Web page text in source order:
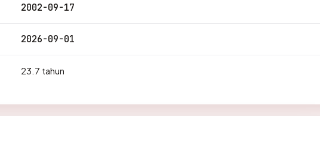
2002-09-17
2026-09-01
23.7 tahun